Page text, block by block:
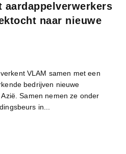
aardappelverwerkers
naar nieuwe
VLAM samen met een
bedrijven nieuwe
Samen nemen ze onder
in...